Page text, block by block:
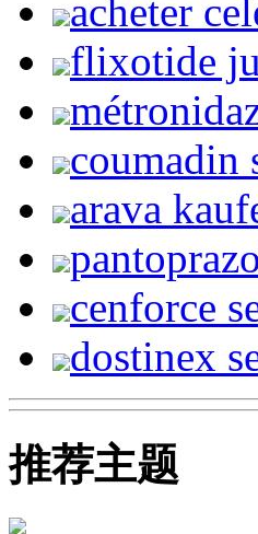
acheter
flixotide
coumadin
arava
cenforce
dostinex
推荐主题